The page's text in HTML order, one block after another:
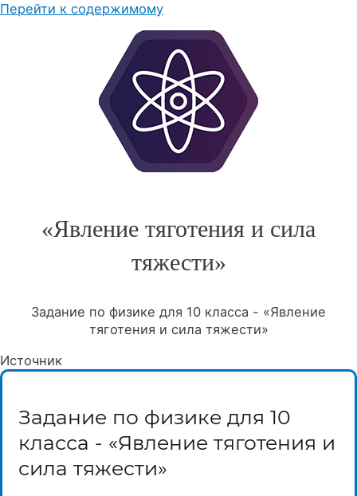
Перейти к содержимому
«Явление тяготения и сила
тяжести»
Задание по физике для 10 класса - «Явление
тяготения и сила тяжести»
Источник
Задание по физике для 10
класса - «Явление тяготения и
сила тяжести»